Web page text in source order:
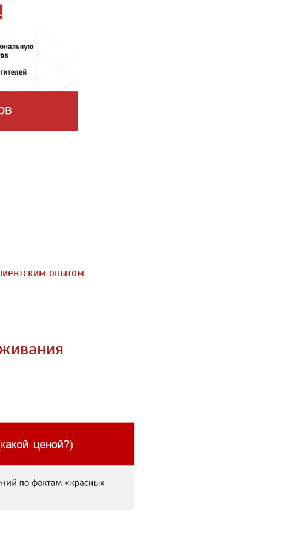
опытом.